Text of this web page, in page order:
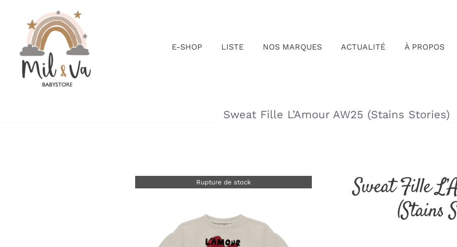
contenu
E-SHOP LISTE NOS MARQUES ACTUALITÉ À PROPOS
Sweat Fille L’Amour AW25 (Stains Stories)
Rupture de stock
Sweat Fille
(Stains